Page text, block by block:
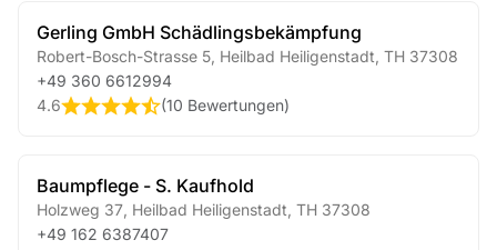
Gerling GmbH Schädlingsbekämpfung
Robert-Bosch-Strasse 5 Heilbad Heiligenstadt TH 37308
+49 360 6612994
4.6
(10 Bewertungen)
Baumpflege - S. Kaufhold
Holzweg 37 Heilbad Heiligenstadt TH 37308
+49 162 6387407